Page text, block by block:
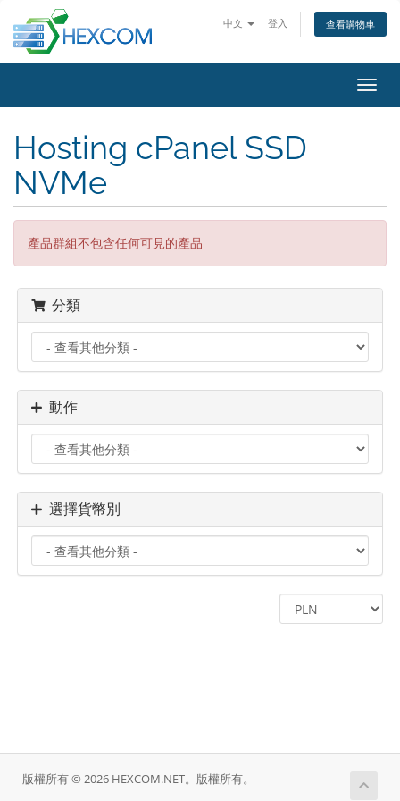
中文 登入 查看購物車
切
換
Hosting cPanel SSD
NVMe
產品群組不包含任何可見的產品
分類
動作
選擇貨幣別
版權所有 © 2026 HEXCOM.NET。版權所有。